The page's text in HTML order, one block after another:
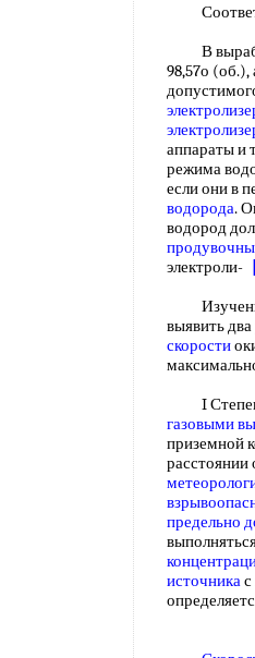
В
98,57о
аппараты и
режима
если они в
водорода.
водород
электроли-
выявить
скорости
I Степень
газовыми
приземной
расстоянии
предельно
источника